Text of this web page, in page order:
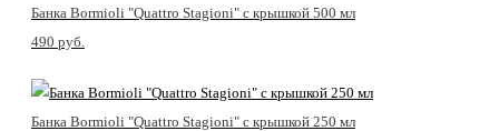
Банка Bormioli "Quattro Stagioni" с крышкой 500 мл
490 pуб.
Банка Bormioli "Quattro Stagioni" с крышкой 250 мл